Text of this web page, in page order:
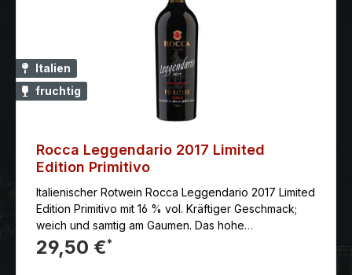
Italien
fruchtig
Rocca Leggendario 2017 Limited
Edition Primitivo
Italienischer Rotwein Rocca Leggendario 2017 Limited
Edition Primitivo mit 16 % vol. Kräftiger Geschmack;
weich und samtig am Gaumen. Das hohe
Alkoholvolumen offenbart die außergewöhnliche
Wärme des Terroirs Apuliens und unterstützt
29,50 €*